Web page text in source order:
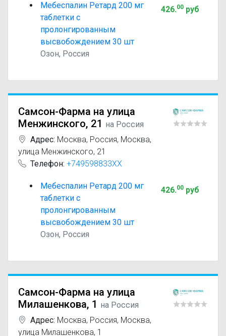
Мебеспалин Ретард 200 мг
таблетки с
пролонгированным
высвобождением 30 шт
Озон, Россия
426.00руб
Самсон-Фарма на улица
Менжинского, 21 на Россия
Адрес: Москва, Россия, Москва,
улица Менжинского, 21
Телефон: +749598833XX
Мебеспалин Ретард 200 мг
таблетки с
пролонгированным
высвобождением 30 шт
Озон, Россия
426.00руб
Самсон-Фарма на улица
Милашенкова, 1 на Россия
Адрес: Москва, Россия, Москва,
улица Милашенкова, 1